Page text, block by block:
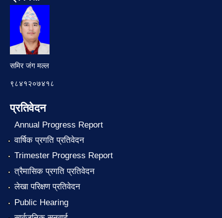
समिर जंग मल्ल
९८४१२०७४१८
प्रतिवेदन
Annual Progress Report
वार्षिक प्रगति प्रतिवेदन
Trimester Progress Report
त्रैमासिक प्रगति प्रतिवेदन
लेखा परिक्षण प्रतिवेदन
Public Hearing